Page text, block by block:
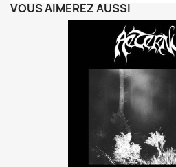
VOUS AIMEREZ AUSSI